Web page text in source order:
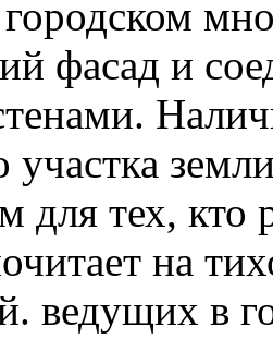
фасад и
для тех, кто
на
ведущих в